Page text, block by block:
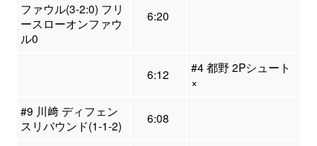
ファウル(3-2:0) フリ
ースローオンファウ
ル0
6:20
6:12
#4 都野 2Pシュート
×
#9 川﨑 ディフェン
スリバウンド(1-1-2)
6:08